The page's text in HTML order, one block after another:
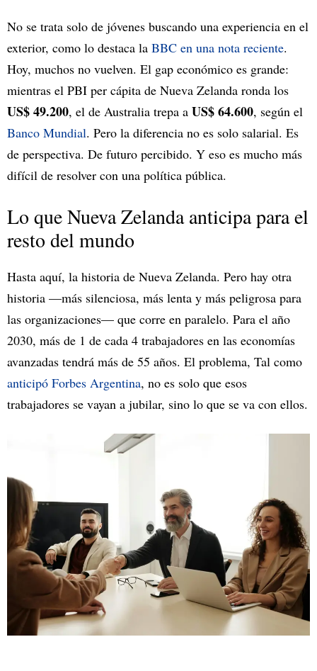
No se trata solo de jóvenes buscando una experiencia en el
exterior, como lo destaca la BBC en una nota reciente.
Hoy, muchos no vuelven. El gap económico es grande:
mientras el PBI per cápita de Nueva Zelanda ronda los
US$ 49.200, el de Australia trepa a US$ 64.600, según el
Banco Mundial. Pero la diferencia no es solo salarial. Es
de perspectiva. De futuro percibido. Y eso es mucho más
difícil de resolver con una política pública.
Lo que Nueva Zelanda anticipa para el
resto del mundo
Hasta aquí, la historia de Nueva Zelanda. Pero hay otra
historia —más silenciosa, más lenta y más peligrosa para
las organizaciones— que corre en paralelo. Para el año
2030, más de 1 de cada 4 trabajadores en las economías
avanzadas tendrá más de 55 años. El problema, Tal como
anticipó Forbes Argentina, no es solo que esos
trabajadores se vayan a jubilar, sino lo que se va con ellos.